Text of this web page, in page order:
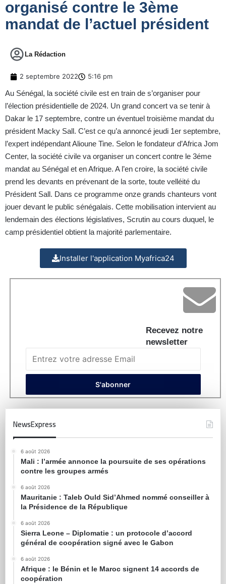
organisé contre le 3ème
mandat de l’actuel président
La Rédaction
2 septembre 2022 5:16 pm
Au Sénégal, la société civile est en train de s’organiser pour
l’élection présidentielle de 2024. Un grand concert va se tenir à
Dakar le 17 septembre, contre un éventuel troisième mandat du
président Macky Sall. C’est ce qu’a annoncé jeudi 1er septembre,
l’expert indépendant Alioune Tine. Selon le fondateur d’Africa Jom
Center, la société civile va organiser un concert contre le 3éme
mandat au Sénégal et en Afrique. A l’en croire, la société civile
prend les devants en prévenant de la sorte, toute velléité du
Président Sall. Dans ce programme onze grands chanteurs vont
jouer devant le public sénégalais. Cette mobilisation intervient au
lendemain des élections législatives, Scrutin au cours duquel, le
camp présidentiel obtient la majorité parlementaire.
Installer l'application Myafrica24
Recevez notre
newsletter
NewsExpress
6 août 2026
Mali : l’armée annonce la poursuite de ses opérations
contre les groupes armés
6 août 2026
Mauritanie : Taleb Ould Sid’Ahmed nommé conseiller à
la Présidence de la République
6 août 2026
Sierra Leone – Diplomatie : un protocole d’accord
général de coopération signé avec le Gabon
6 août 2026
Afrique : le Bénin et le Maroc signent 14 accords de
coopération